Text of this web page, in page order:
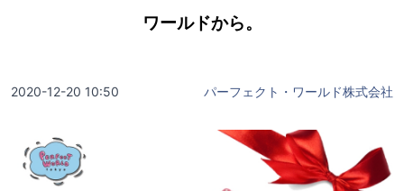
ワールドから。
2020-12-20 10:50 パーフェクト・ワールド株式会社